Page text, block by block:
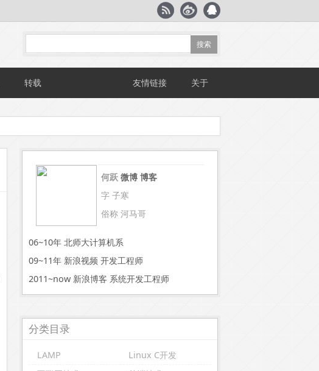
转载 友情链接 关于
何跃 微博 博客
字 子寒
俗称 河马哥
06~10年 北师大计算机系
09~11年 新浪视频 开发工程师
2011~now 新浪博客 系统开发工程师
分类目录
LAMP
Linux C开发